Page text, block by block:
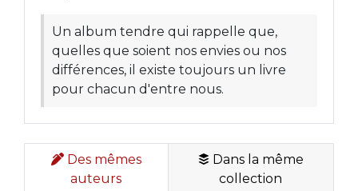
Un album tendre qui rappelle que,
quelles que soient nos envies ou nos
différences, il existe toujours un livre
pour chacun d'entre nous.
Des mêmes
auteurs
Dans la même
collection